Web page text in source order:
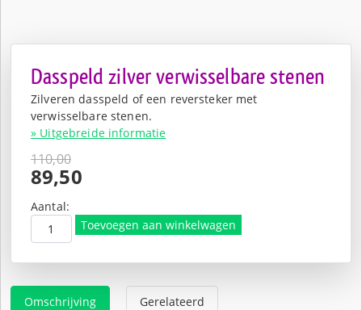
Dasspeld zilver verwisselbare stenen
Zilveren dasspeld of een reversteker met
verwisselbare stenen.
» Uitgebreide informatie
110,00
Oorspronkelijke
prijs
was:
€110,00.
89,50
Huidige
prijs
is:
€89,50.
Aantal:
Toevoegen aan winkelwagen
Omschrijving Gerelateerd